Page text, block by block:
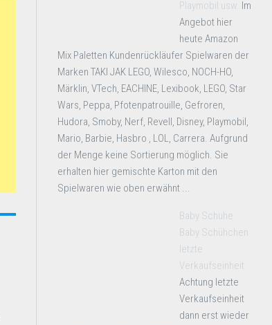
Playmobil usw. Im
Angebot hier
heute Amazon
Mix Paletten Kundenrückläufer Spielwaren der
Marken TAKI JAK LEGO, Wilesco, NOCH-HO,
Märklin, VTech, EACHINE, Lexibook, LEGO, Star
Wars, Peppa, Pfotenpatrouille, Gefroren,
Hudora, Smoby, Nerf, Revell, Disney, Playmobil,
Mario, Barbie, Hasbro , LOL, Carrera. Aufgrund
der Menge keine Sortierung möglich. Sie
erhalten hier gemischte Karton mit den
Spielwaren wie oben erwähnt ...
Baby Schuhe
Baby Schühchen
letzte
Verkaufseinheit
Achtung letzte
Verkaufseinheit
dann erst wieder